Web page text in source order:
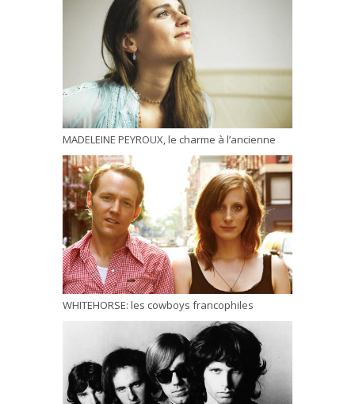
MADELEINE PEYROUX, le charme à l’ancienne
WHITEHORSE: les cowboys francophiles